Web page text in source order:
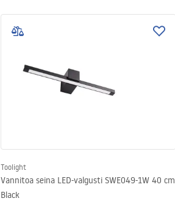
Toolight
Vannitoa seina LED-valgusti SWE049-1W 40 cm
Black